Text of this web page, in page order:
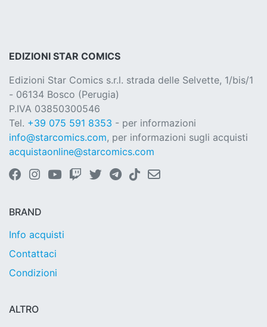
EDIZIONI STAR COMICS
Edizioni Star Comics s.r.l. strada delle Selvette, 1/bis/1
- 06134 Bosco (Perugia)
P.IVA 03850300546
Tel. +39 075 591 8353 - per informazioni
info@starcomics.com, per informazioni sugli acquisti
acquistaonline@starcomics.com
BRAND
Info acquisti
Contattaci
Condizioni
ALTRO